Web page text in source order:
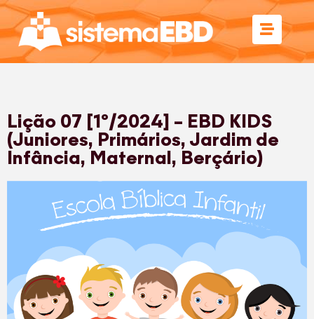
Lição 07 [1º/2024] – EBD KIDS
(Juniores, Primários, Jardim de
Infância, Maternal, Berçário)